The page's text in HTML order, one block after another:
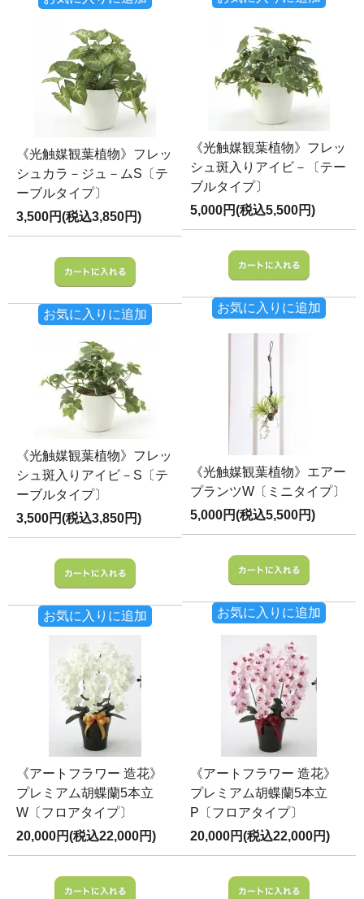
《光触媒観葉植物》フレッ
シュカラ－ジュ－ムS〔テ
ーブルタイプ〕
3,500円(税込3,850円)
お気に入りに追加
《光触媒観葉植物》フレッ
シュ斑入りアイビ－〔テー
ブルタイプ〕
5,000円(税込5,500円)
お気に入りに追加
《光触媒観葉植物》フレッ
シュ斑入りアイビ－S〔テ
ーブルタイプ〕
3,500円(税込3,850円)
お気に入りに追加
《光触媒観葉植物》エアー
プランツW〔ミニタイプ〕
5,000円(税込5,500円)
お気に入りに追加
《アートフラワー 造花》
プレミアム胡蝶蘭5本立
W〔フロアタイプ〕
20,000円(税込22,000円)
《アートフラワー 造花》
プレミアム胡蝶蘭5本立
P〔フロアタイプ〕
20,000円(税込22,000円)